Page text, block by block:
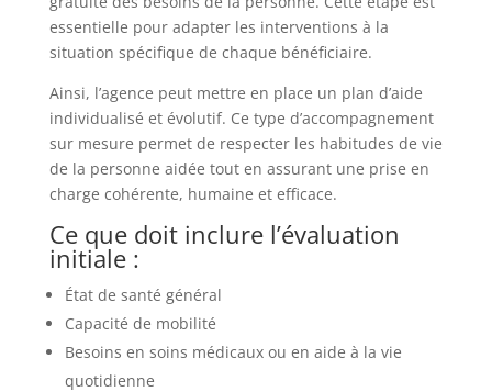
essentielle pour adapter les interventions à la
situation spécifique de chaque bénéficiaire.
Ainsi, l’agence peut mettre en place un plan d’aide
individualisé et évolutif. Ce type d’accompagnement
sur mesure permet de respecter les habitudes de vie
de la personne aidée tout en assurant une prise en
charge cohérente, humaine et efficace.
Ce que doit inclure l’évaluation
initiale :
État de santé général
Capacité de mobilité
Besoins en soins médicaux ou en aide à la vie
quotidienne